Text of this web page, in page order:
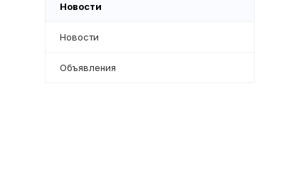
Новости
Новости
Объявления